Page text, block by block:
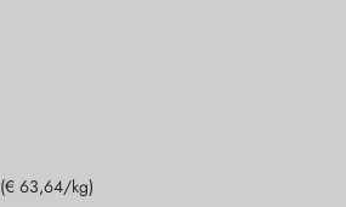
(€ 63,64/kg)